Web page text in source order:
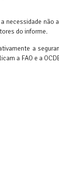
necessidade não
do informe.
a
a FAO e a